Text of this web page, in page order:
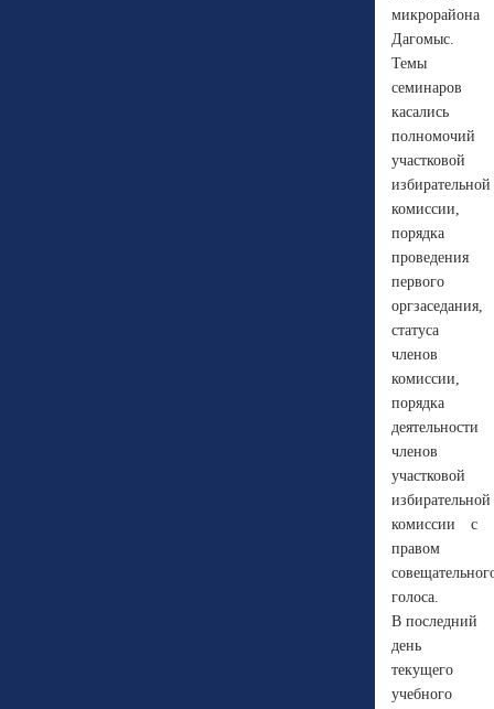
микрорайона
Дагомыс.
Темы
семинаров
касались
полномочий
участковой
избирательной
комиссии,
порядка
проведения
первого
оргзаседания,
статуса
членов
комиссии,
порядка
деятельности
членов
участковой
избирательной
комиссии с
правом
голоса.
В последний
день
текущего
учебного